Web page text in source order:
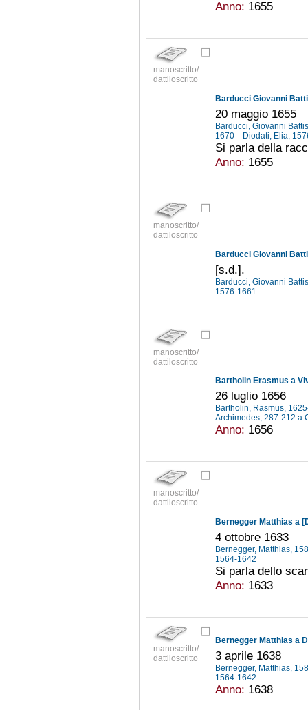
Anno: 1655
manoscritto/
dattiloscritto
Barducci Giovanni
20 maggio 1655
Barducci, Giovanni
1670
Diodati, Elia,
Si parla della
Anno: 1655
manoscritto/
dattiloscritto
Barducci Giovanni
[s.d.].
Barducci, Giovanni
1576-1661
manoscritto/
dattiloscritto
Bartholin Erasmus a
26 luglio 1656
Bartholin, Rasmus,
Archimedes, 287-212
Anno: 1656
manoscritto/
dattiloscritto
Bernegger Matthias a
4 ottobre 1633
Bernegger, Matthias,
1564-1642
Si parla dello
Anno: 1633
manoscritto/
dattiloscritto
Bernegger Matthias a
3 aprile 1638
Bernegger, Matthias,
1564-1642
Anno: 1638